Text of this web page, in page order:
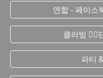
연합 - 페이스
클러빙 ❤️‍🔥
파티